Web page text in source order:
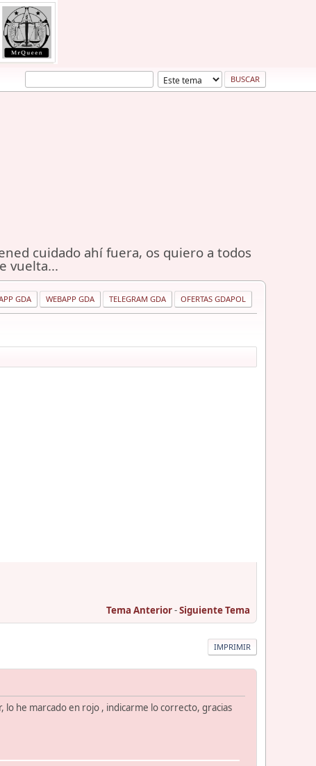
cuidado ahí fuera, os quiero a todos
vuelta...
GDA WEBAPP GDA TELEGRAM GDA OFERTAS GDAPOL
Tema Anterior-Siguiente Tema
IMPRIMIR
he marcado en rojo , indicarme lo correcto, gracias